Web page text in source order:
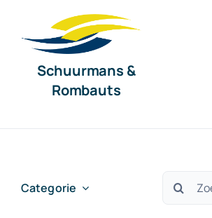
naar
Schuurmans &
Rombauts
Categorie
Zoeken